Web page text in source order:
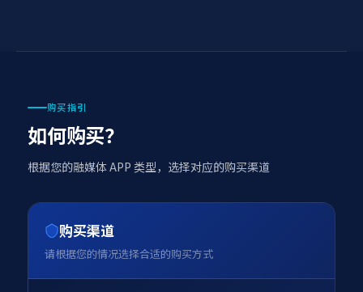
购买指引
如何购买？
根据您的融媒体 APP 类型，选择对应的购买渠道
购买渠道
请根据您的情况选择合适的购买方式